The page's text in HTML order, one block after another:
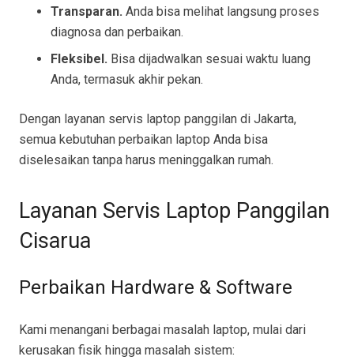
Transparan. Anda bisa melihat langsung proses
diagnosa dan perbaikan.
Fleksibel. Bisa dijadwalkan sesuai waktu luang
Anda, termasuk akhir pekan.
Dengan layanan servis laptop panggilan di Jakarta,
semua kebutuhan perbaikan laptop Anda bisa
diselesaikan tanpa harus meninggalkan rumah.
Layanan Servis Laptop Panggilan
Cisarua
Perbaikan Hardware & Software
Kami menangani berbagai masalah laptop, mulai dari
kerusakan fisik hingga masalah sistem: